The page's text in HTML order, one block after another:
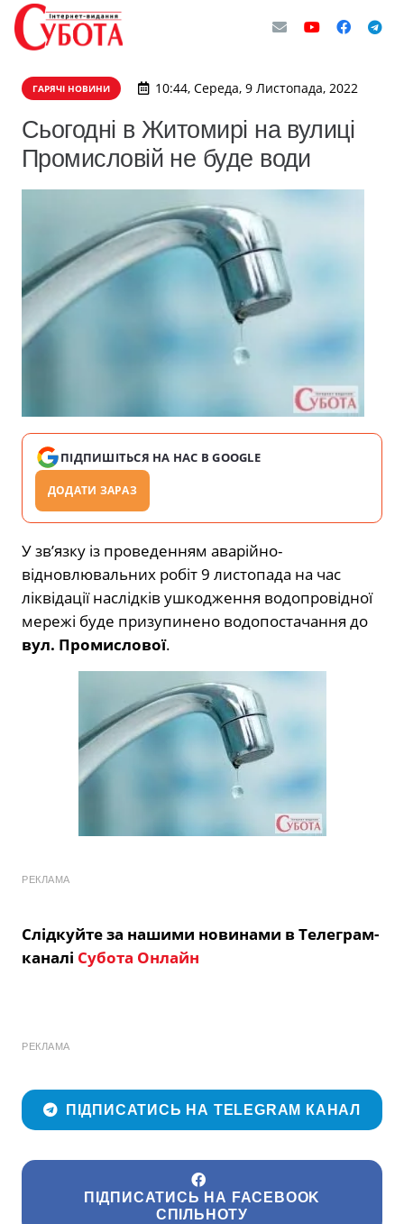
ГАРЯЧІ НОВИНИ 10:44, Середа, 9 Листопада, 2022
Сьогодні в Житомирі на вулиці
Промисловій не буде води
ПІДПИШІТЬСЯ НА НАС В GOOGLE
ДОДАТИ ЗАРАЗ
У зв’язку із проведенням аварійно-
відновлювальних робіт 9 листопада на час
ліквідації наслідків ушкодження водопровідної
мережі буде призупинено водопостачання до
вул. Промислової.
РЕКЛАМА
Слідкуйте за нашими новинами в Телеграм-
каналі Субота Онлайн
РЕКЛАМА
ПІДПИСАТИСЬ НА TELEGRAM КАНАЛ
ПІДПИСАТИСЬ НА FACEBOOK
СПІЛЬНОТУ